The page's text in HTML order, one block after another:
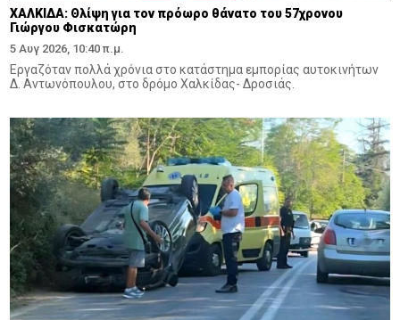
ΧΑΛΚΙΔΑ: Θλίψη για τον πρόωρο θάνατο του 57χρονου
Γιώργου Φισκατώρη
5 Αυγ 2026, 10:40 π.μ.
Εργαζόταν πολλά χρόνια στο κατάστημα εμπορίας αυτοκινήτων
Δ. Αντωνόπουλου, στο δρόμο Χαλκίδας- Δροσιάς.